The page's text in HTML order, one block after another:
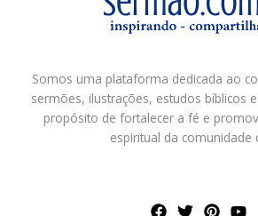
Somos uma plataforma dedicada ao
sermões, ilustrações, estudos bíblicos
propósito de fortalecer a fé e
espiritual da comunidade